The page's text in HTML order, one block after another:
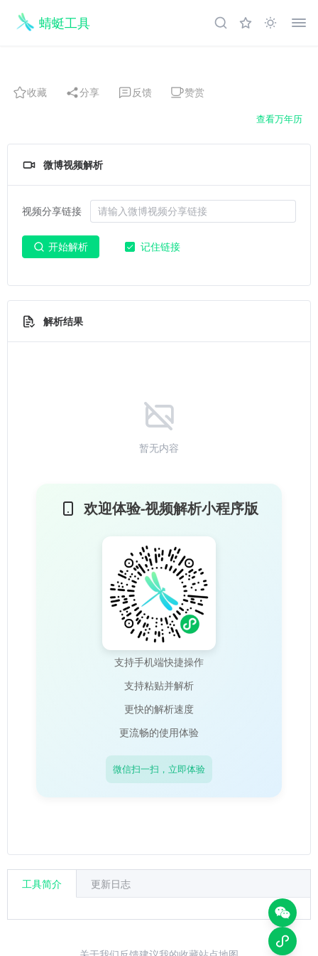
蜻蜓工具
收藏 分享 反馈 赞赏
查看万年历
微博视频解析
视频分享链接
开始解析 记住链接
解析结果
暂无内容
欢迎体验-视频解析小程序版
支持手机端快捷操作
支持粘贴并解析
更快的解析速度
更流畅的使用体验
微信扫一扫，立即体验
工具简介 更新日志